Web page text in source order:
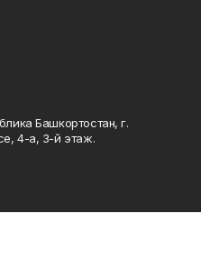
Башкортостан, г.
4-а, 3-й этаж.